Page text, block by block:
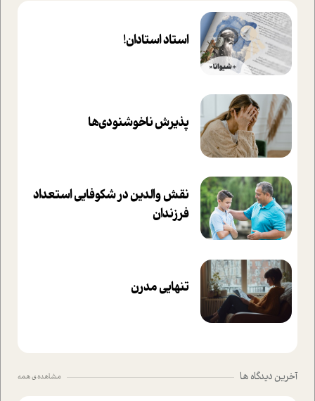
استاد استادان!
پذیرش ناخوشنودی‌ها
نقش والدین در شکوفا‌یی ا‌ستعداد
فرزندان‌
تنهایی مدرن
آخرین دیدگاه ها مشاهده ی همه